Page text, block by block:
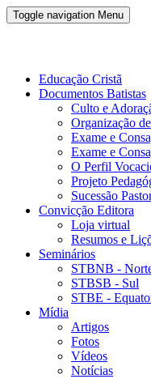
Toggle navigation Menu
Educação Cristã
Documentos Batistas
Culto e
Organização
Exame e
Exame e
O Perfil
Projeto
Sucessão
Convicção Editora
Loja virtual
Resumos e
Seminários
STBNB -
STBSB - Sul
STBE -
Mídia
Artigos
Fotos
Vídeos
Notícias